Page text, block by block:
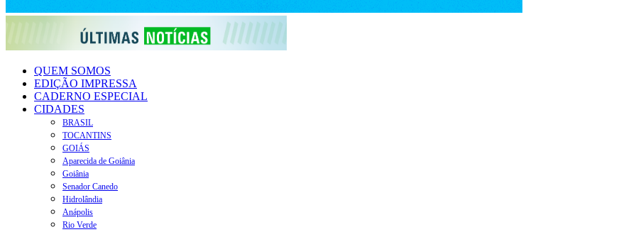
QUEM SOMOS
EDIÇÃO IMPRESSA
CADERNO ESPECIAL
CIDADES
BRASIL
TOCANTINS
GOIÁS
Aparecida de Goiânia
Goiânia
Senador Canedo
Hidrolândia
Anápolis
Rio Verde